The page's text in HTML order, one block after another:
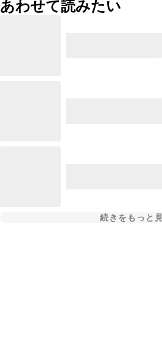
あわせて読みたい
続きをもっと